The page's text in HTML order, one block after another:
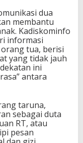
dua
membantu
Kadiskominfo
informasi
tua, berisi
yang tidak jauh
ini
antara
taruna,
sebagai duta
RT, atau
pesan